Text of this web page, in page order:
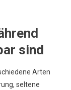
sind
Arten
seltene